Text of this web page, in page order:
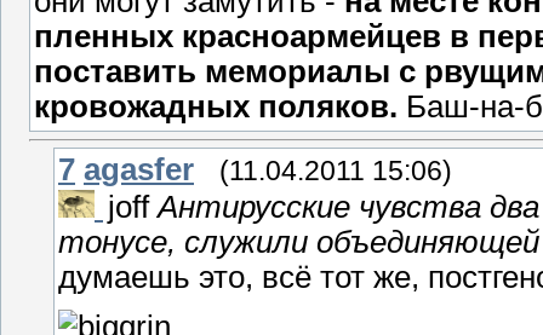
пленных красноармейцев в
поставить мемориалы с
кровожадных поляков. Баш-на-
7 agasfer (11.04.2011 15:06)
joffАнтирусские чувства
тонусе, служили объединяющей
думаешь это, всё тот же,